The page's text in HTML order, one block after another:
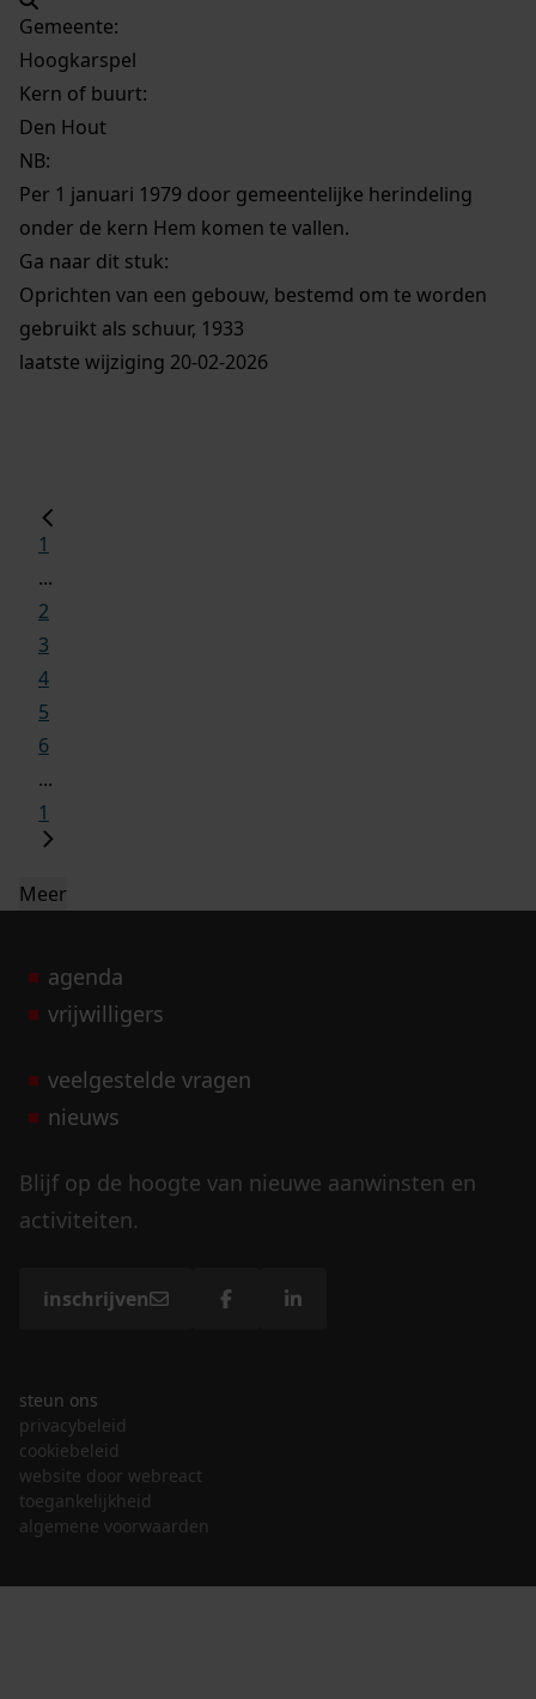
Gemeente:
Hoogkarspel
Kern of buurt:
Den Hout
NB:
Per 1 januari 1979 door gemeentelijke herindeling
onder de kern Hem komen te vallen.
Ga naar dit stuk:
Oprichten van een gebouw, bestemd om te worden
gebruikt als schuur, 1933
laatste wijziging 20-02-2026
1
...
2
3
4
5
6
...
1
Meer
agenda
vrijwilligers
veelgestelde vragen
nieuws
Blijf op de hoogte van nieuwe aanwinsten en
activiteiten.
inschrijven
steun ons
privacybeleid
cookiebeleid
website door webreact
toegankelijkheid
algemene voorwaarden